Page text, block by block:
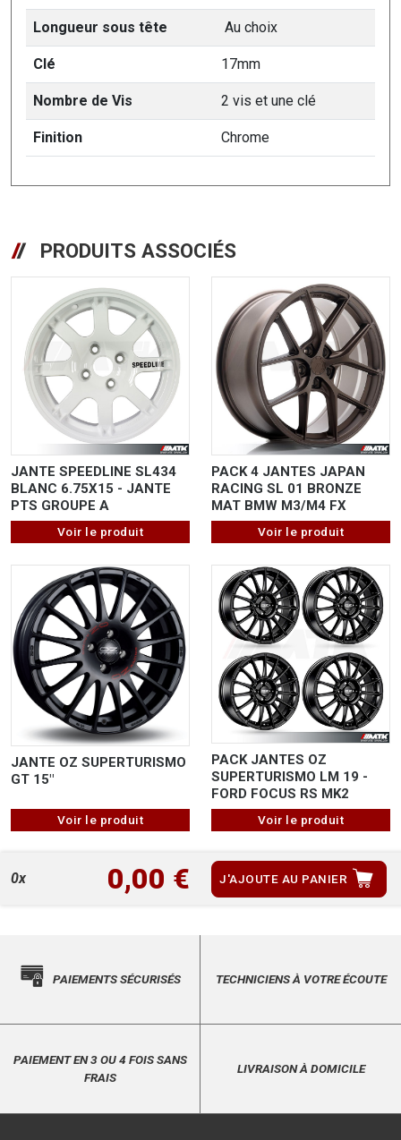
Longueur sous tête Au choix
Clé 17mm
Nombre de Vis 2 vis et une clé
Finition Chrome
PRODUITS ASSOCIÉS
JANTE SPEEDLINE SL434
BLANC 6.75X15 - JANTE
PTS GROUPE A
Voir le produit
PACK 4 JANTES JAPAN
RACING SL 01 BRONZE
MAT BMW M3/M4 FX
Voir le produit
JANTE OZ SUPERTURISMO
GT 15"
Voir le produit
PACK JANTES OZ
SUPERTURISMO LM 19 -
FORD FOCUS RS MK2
Voir le produit
0x 0,00 € J'AJOUTE AU PANIER
PAIEMENTS SÉCURISÉS TECHNICIENS À VOTRE ÉCOUTE
PAIEMENT EN 3 OU 4 FOIS SANS
FRAIS
LIVRAISON À DOMICILE